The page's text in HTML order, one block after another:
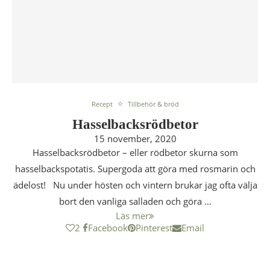
Recept Tillbehör & bröd
Hasselbacksrödbetor
15 november, 2020
Hasselbacksrödbetor – eller rödbetor skurna som
hasselbackspotatis. Supergoda att göra med rosmarin och
ädelost! Nu under hösten och vintern brukar jag ofta välja
bort den vanliga salladen och göra …
Läs mer
2
Facebook Pinterest Email